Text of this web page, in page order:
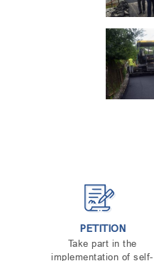
PETITION
Take part in the
implementation of self-